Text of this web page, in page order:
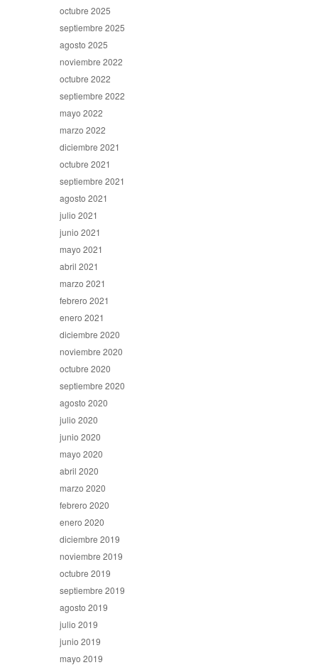
octubre 2025
septiembre 2025
agosto 2025
noviembre 2022
octubre 2022
septiembre 2022
mayo 2022
marzo 2022
diciembre 2021
octubre 2021
septiembre 2021
agosto 2021
julio 2021
junio 2021
mayo 2021
abril 2021
marzo 2021
febrero 2021
enero 2021
diciembre 2020
noviembre 2020
octubre 2020
septiembre 2020
agosto 2020
julio 2020
junio 2020
mayo 2020
abril 2020
marzo 2020
febrero 2020
enero 2020
diciembre 2019
noviembre 2019
octubre 2019
septiembre 2019
agosto 2019
julio 2019
junio 2019
mayo 2019